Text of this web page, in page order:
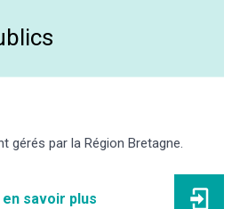
gérés par la Région Bretagne.
savoir plus